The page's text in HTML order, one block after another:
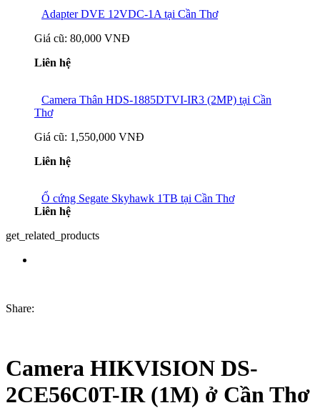
Adapter DVE 12VDC-1A tại Cần Thơ
Giá cũ: 80,000 VNĐ
Liên hệ
Camera Thân HDS-1885DTVI-IR3 (2MP) tại Cần
Thơ
Giá cũ: 1,550,000 VNĐ
Liên hệ
Ổ cứng Segate Skyhawk 1TB tại Cần Thơ
Liên hệ
get_related_products
Share:
Camera HIKVISION DS-
2CE56C0T-IR (1M) ở Cần Thơ